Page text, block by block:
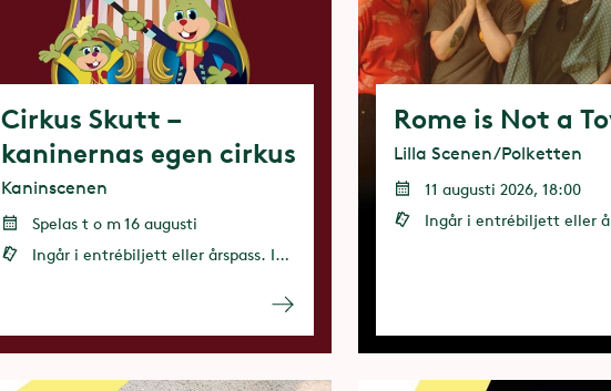
Cirkus Skutt –
kaninernas egen cirkus
Kaninscenen
Spelas t o m 16 augusti
Ingår i entrébiljett eller årspass. Ingen förbokning krävs
Rome is Not a
Lilla Scenen/Polketten
11 augusti 2026, 18:00
Ingår i entrébiljett eller